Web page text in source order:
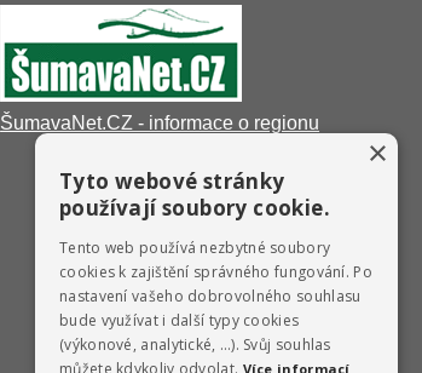
ŠumavaNet.CZ - informace o regionu
×
Tyto webové stránky
používají soubory cookie.
Tento web používá nezbytné soubory
cookies k zajištění správného fungování. Po
nastavení vašeho dobrovolného souhlasu
bude využívat i další typy cookies
(výkonové, analytické, …). Svůj souhlas
můžete kdykoliv odvolat. Více informací